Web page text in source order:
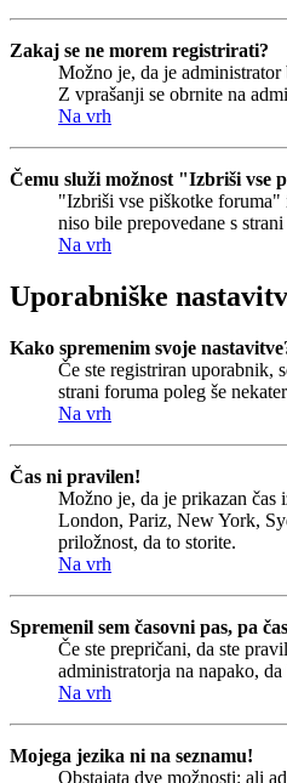
Zakaj se ne morem registrirati?
Možno je, da je
Z vprašanji se obrnite na
Na vrh
Čemu služi možnost "Izbriši vse
"Izbriši vse piškotke foruma"
niso bile prepovedane s
Na vrh
Uporabniške
Kako spremenim svoje
Če ste registriran uporabnik,
strani foruma poleg še
Na vrh
Čas ni pravilen!
Možno je, da je prikazan čas
London, Pariz, New York,
priložnost, da to storite.
Na vrh
Spremenil sem časovni pas, pa
Če ste prepričani, da ste
administratorja na napako,
Na vrh
Mojega jezika ni na seznamu!
Obstajata dve možnosti: ali